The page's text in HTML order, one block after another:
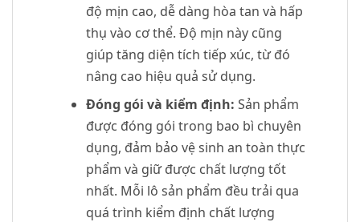
độ mịn cao, dễ dàng hòa tan và hấp
thụ vào cơ thể. Độ mịn này cũng
giúp tăng diện tích tiếp xúc, từ đó
nâng cao hiệu quả sử dụng.
Đóng gói và kiểm định: Sản phẩm
được đóng gói trong bao bì chuyên
dụng, đảm bảo vệ sinh an toàn thực
phẩm và giữ được chất lượng tốt
nhất. Mỗi lô sản phẩm đều trải qua
quá trình kiểm định chất lượng